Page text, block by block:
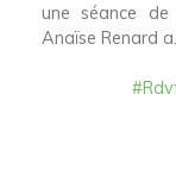
une séance
Anaïse Renard